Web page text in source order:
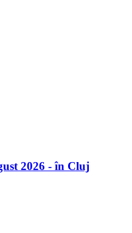
2026 - în Cluj